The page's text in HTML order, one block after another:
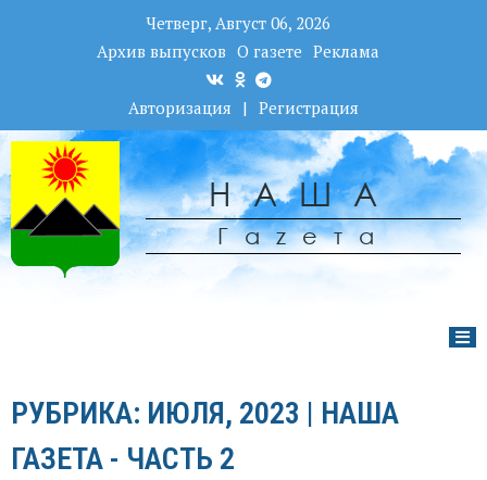
Четверг, Август 06, 2026
Архив выпусков О газете Реклама
Авторизация | Регистрация
НАША
Гаzета
РУБРИКА: ИЮЛЯ, 2023 | НАША
ГАЗЕТА - ЧАСТЬ 2